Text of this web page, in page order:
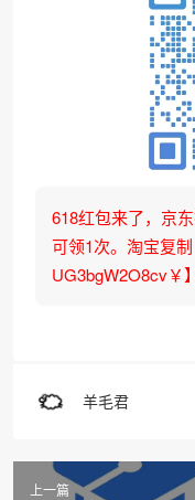
618红包来了，京
可领1次。淘宝复
UG3bgW2O8cv￥
羊毛君
上一篇